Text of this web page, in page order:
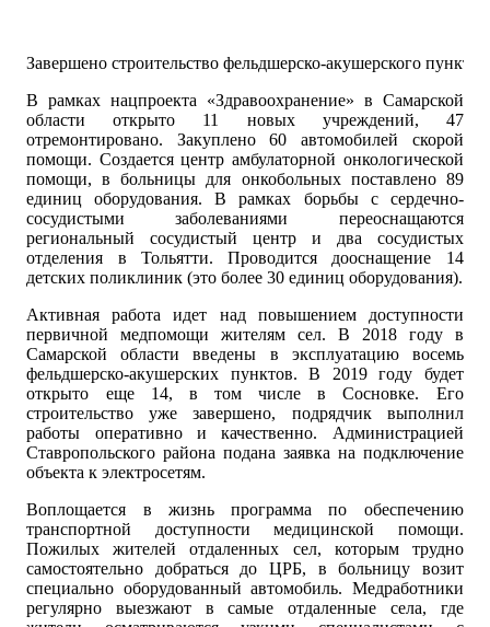
Завершено строительство фельдшерско-акушерского пункта
В рамках нацпроекта «Здравоохранение» в Самарской
области открыто 11 новых учреждений, 47
отремонтировано. Закуплено 60 автомобилей скорой
помощи. Создается центр амбулаторной онкологической
помощи, в больницы для онкобольных поставлено 89
единиц оборудования. В рамках борьбы с сердечно-
сосудистыми заболеваниями переоснащаются
региональный сосудистый центр и два сосудистых
отделения в Тольятти. Проводится дооснащение 14
детских поликлиник (это более 30 единиц оборудования).
Активная работа идет над повышением доступности
первичной медпомощи жителям сел. В 2018 году в
Самарской области введены в эксплуатацию восемь
фельдшерско-акушерских пунктов. В 2019 году будет
открыто еще 14, в том числе в Сосновке. Его
строительство уже завершено, подрядчик выполнил
работы оперативно и качественно. Администрацией
Ставропольского района подана заявка на подключение
объекта к электросетям.
Воплощается в жизнь программа по обеспечению
транспортной доступности медицинской помощи.
Пожилых жителей отдаленных сел, которым трудно
самостоятельно добраться до ЦРБ, в больницу возит
специально оборудованный автомобиль. Медработники
регулярно выезжают в самые отдаленные села, где